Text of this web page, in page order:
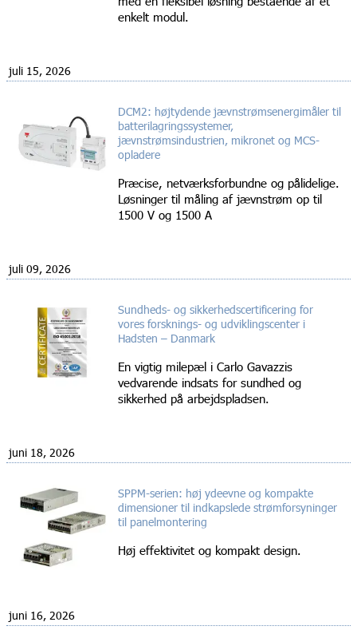
enkelt modul.
juli 15, 2026
DCM2: højtydende jævnstrømsenergimåler til
batterilagringssystemer,
jævnstrømsindustrien, mikronet og MCS-
opladere
Præcise, netværksforbundne og pålidelige.
Løsninger til måling af jævnstrøm op til
1500 V og 1500 A
juli 09, 2026
Sundheds- og sikkerhedscertificering for
vores forsknings- og udviklingscenter i
Hadsten – Danmark
En vigtig milepæl i Carlo Gavazzis
vedvarende indsats for sundhed og
sikkerhed på arbejdspladsen.
juni 18, 2026
SPPM-serien: høj ydeevne og kompakte
dimensioner til indkapslede strømforsyninger
til panelmontering
Høj effektivitet og kompakt design.
juni 16, 2026